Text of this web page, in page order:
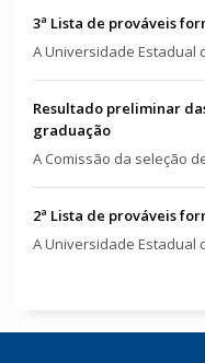
3ª Lista de prováveis
A Universidade Estadual
Resultado preliminar
graduação
A Comissão da seleção
2ª Lista de prováveis
A Universidade Estadual